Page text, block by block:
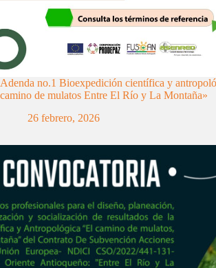
Adenda no.1 Bioexpedición científica y
camino de mulatos Entre El Río y La Montaña»
26 febrero, 2026